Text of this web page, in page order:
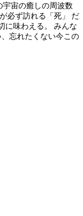
宇宙の癒しの周波数
必ず訪れる「死」 だ
に味わえる。 みんな
忘れたくない今この